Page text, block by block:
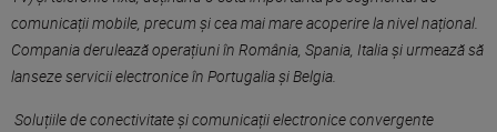
comunicații mobile, precum și cea mai mare acoperire la nivel național.
Compania derulează operațiuni în România, Spania, Italia și urmează să
lanseze servicii electroniceîn Portugalia și Belgia.
Soluțiile de conectivitate și comunicații electronice convergente